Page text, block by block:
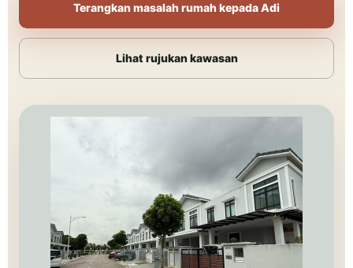
Terangkan masalah rumah kepada Adi
Lihat rujukan kawasan